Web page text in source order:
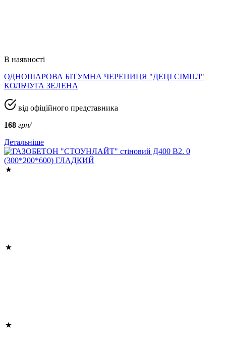
В наявності
ОДНОШАРОВА БІТУМНА ЧЕРЕПИЦЯ "ДЕЦІ СІМПЛ"
КОЛЬЧУГА ЗЕЛЕНА
від офіційного представника
168 грн/
Детальніше